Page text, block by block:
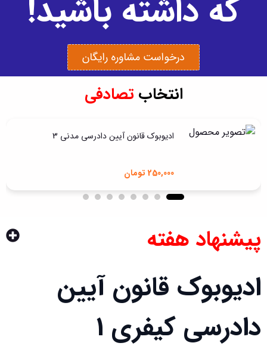
که داشته باشید!
درخواست مشاوره رایگان
انتخاب تصادفی
ادیوبوک قانون آیین دادرسی مدنی 3
250,000 تومان
پیشنهاد هفته
ادیوبوک قانون آیین
دادرسی کیفری 1